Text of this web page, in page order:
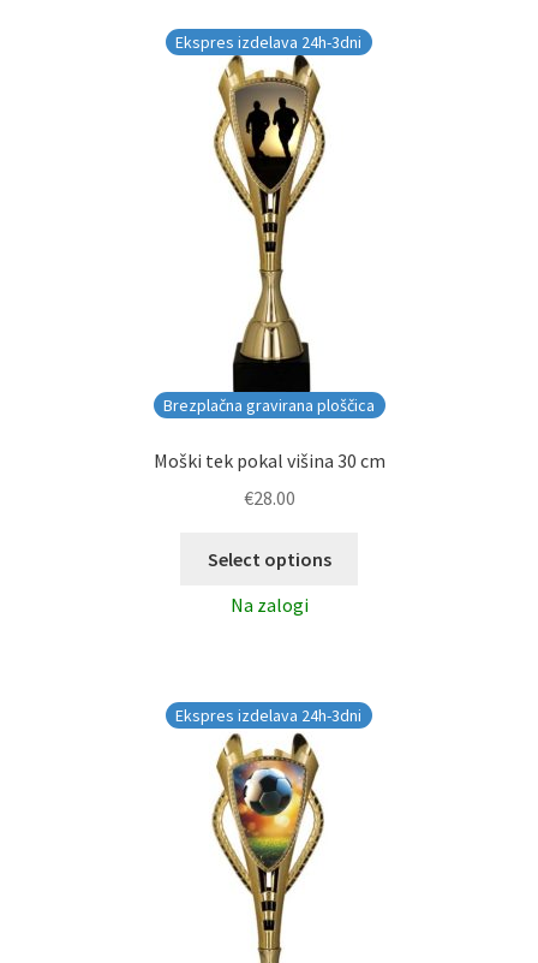
Brezplačna gravirana ploščica
Ekspres izdelava 24h-3dni
Moški tek pokal višina 30 cm
€28.00
Select options
Na zalogi
Ekspres izdelava 24h-3dni